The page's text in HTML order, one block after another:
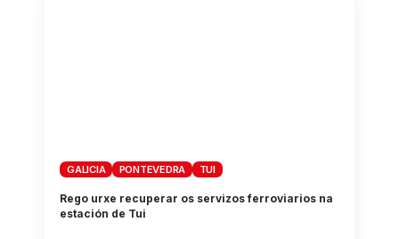
GALICIA PONTEVEDRA TUI
Rego urxe recuperar os servizos ferroviarios na
estación de Tui